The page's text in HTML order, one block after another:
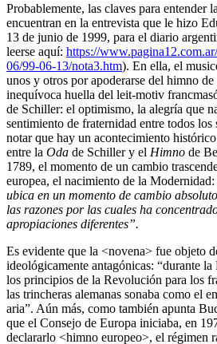
Probablemente, las claves para entender
encuentran en la entrevista que le hizo
13 de junio de 1999, para el diario
leerse aquí: https://
06/99-06-13/nota3.htm). En ella, el
unos y otros por apoderarse del himno de
inequívoca huella del leit-motiv
de Schiller: el optimismo, la alegría que
sentimiento de fraternidad entre todos los
notar que hay un acontecimiento
entre la Oda de Schiller y el Himno de
1789, el momento de un cambio
europea, el nacimiento de la Modernidad:
ubica en un momento de cambio
las razones por las cuales ha
apropiaciones diferentes”.
Es evidente que la <novena> fue objeto
ideológicamente antagónicas: “durante
los principios de la Revolución para los
las trincheras alemanas sonaba como el
aria”. Aún más, como también apunta
que el Consejo de Europa iniciaba, en
declararlo <himno europeo>, el régimen